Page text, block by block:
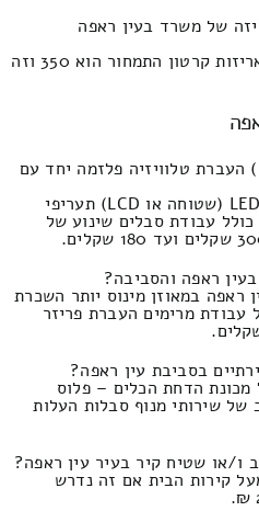
של משרד בעין ראפה
התעריף הינו עבור מספר 480 אריזות קרטון התמחור הוא 350 וזה
מה עלות העברת טלויזיה (LED) העברת טלוויזיה פלזמה יחד עם
מחירה של שינוע של טלוויזיה LED (שטוחה או LCD) תעריפי
עבודת סבלים שינוע של
ראפה והסביבה?
ראפה במאוזן מינוס יותר השכרת
עבודת מרימים העברת פריזר
בסביבת עין ראפה?
הדחת הכלים – פלוס
שירותי מנוף סבלות העלות
או שטיח קיר בעיר עין ראפה?
קירות הבית אם זה נדרש